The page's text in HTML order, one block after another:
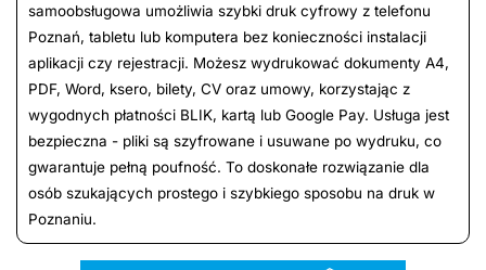
samoobsługowa umożliwia szybki druk cyfrowy z telefonu
Poznań, tabletu lub komputera bez konieczności instalacji
aplikacji czy rejestracji. Możesz wydrukować dokumenty A4,
PDF, Word, ksero, bilety, CV oraz umowy, korzystając z
wygodnych płatności BLIK, kartą lub Google Pay. Usługa jest
bezpieczna - pliki są szyfrowane i usuwane po wydruku, co
gwarantuje pełną poufność. To doskonałe rozwiązanie dla
osób szukających prostego i szybkiego sposobu na druk w
Poznaniu.